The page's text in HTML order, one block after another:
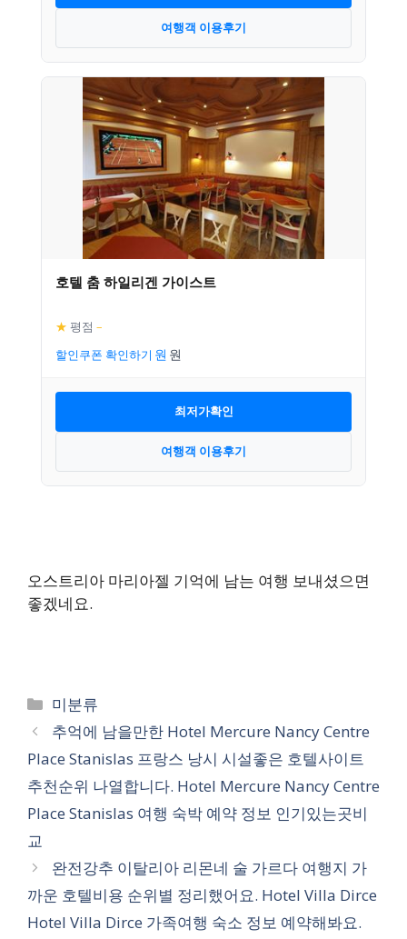
여행객 이용후기
호텔 춤 하일리겐 가이스트
★ 평점 –
할인쿠폰 확인하기
최저가확인
여행객 이용후기
오스트리아 마리아젤 기억에 남는 여행 보내셨으면
좋겠네요.
카
테
고
리
미분류
추억에 남을만한 Hotel Mercure Nancy Centre
Place Stanislas 프랑스 낭시 시설좋은 호텔사이트
추천순위 나열합니다. Hotel Mercure Nancy Centre
Place Stanislas 여행 숙박 예약 정보 인기있는곳비
교
완전강추 이탈리아 리몬네 술 가르다 여행지 가
까운 호텔비용 순위별 정리했어요. Hotel Villa Dirce
Hotel Villa Dirce 가족여행 숙소 정보 예약해봐요.